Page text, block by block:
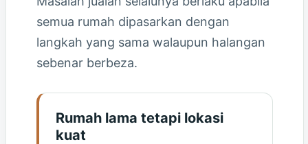
semua rumah dipasarkan dengan
langkah yang sama walaupun halangan
sebenar berbeza.
Rumah lama tetapi lokasi
kuat